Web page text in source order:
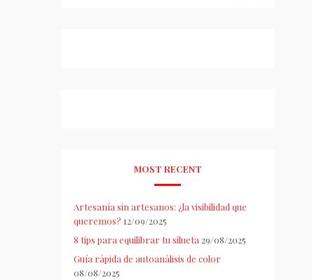
MOST RECENT
Artesanía sin artesanos: ¿la visibilidad que
queremos? 12/09/2025
8 tips para equilibrar tu silueta 29/08/2025
Guía rápida de autoanálisis de color
08/08/2025